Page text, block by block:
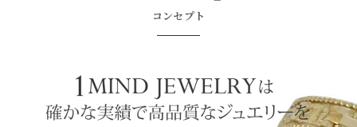
コンセプト